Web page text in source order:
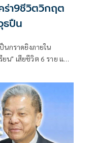
ร่า9ชีวิตวิกฤต
ธปืน
นกราดยิงภายใน